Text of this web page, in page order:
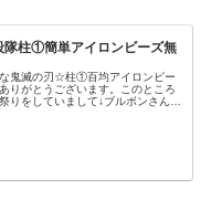
隊柱①簡単アイロンビーズ無
鬼滅の刃☆柱①百均アイロンビー
りがとうございます。このところ
りをしていまして↓ブルボンさんの